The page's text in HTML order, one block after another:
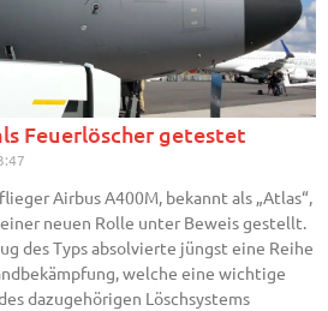
Feuerlöscher getestet
Airbus A400M, bekannt als „Atlas“,
neuen Rolle unter Beweis gestellt.
des Typs absolvierte jüngst eine Reihe
welche eine wichtige
dazugehörigen Löschsystems